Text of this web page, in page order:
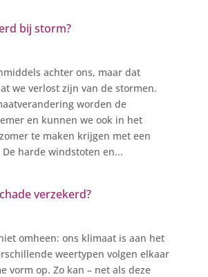
bij storm?
achter ons, maar dat
we verlost zijn van de stormen.
worden de
en kunnen we ook in het
te maken krijgen met een
harde windstoten en...
verzekerd?
omheen: ons klimaat is aan het
weertypen volgen elkaar
vorm op. Zo kan – net als deze